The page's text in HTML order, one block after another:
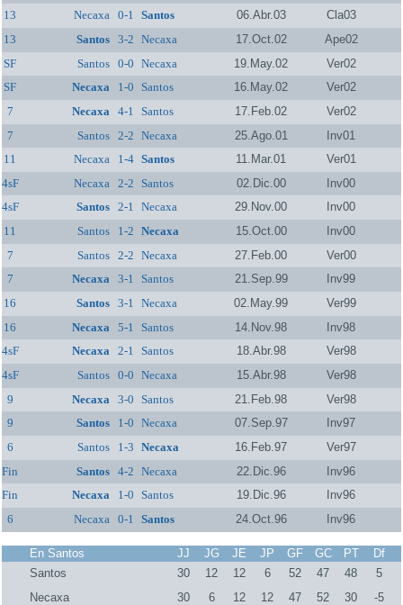
13
Necaxa 0-1 Santos 06.Abr.03
Cla03
13
Santos 3-2 Necaxa 17.Oct.02
Ape02
SF
Santos 0-0 Necaxa 19.May.02
Ver02
SF
Necaxa 1-0 Santos 16.May.02
Ver02
7
Necaxa 4-1 Santos 17.Feb.02
Ver02
7
Santos 2-2 Necaxa 25.Ago.01
Inv01
11
Necaxa 1-4 Santos 11.Mar.01
Ver01
4sF
Necaxa 2-2 Santos 02.Dic.00
Inv00
4sF
Santos 2-1 Necaxa 29.Nov.00
Inv00
11
Santos 1-2 Necaxa 15.Oct.00
Inv00
7
Santos 2-2 Necaxa 27.Feb.00
Ver00
7
Necaxa 3-1 Santos 21.Sep.99
Inv99
16
Santos 3-1 Necaxa 02.May.99
Ver99
16
Necaxa 5-1 Santos 14.Nov.98
Inv98
4sF
Necaxa 2-1 Santos 18.Abr.98
Ver98
4sF
Santos 0-0 Necaxa 15.Abr.98
Ver98
9
Necaxa 3-0 Santos 21.Feb.98
Ver98
9
Santos 1-0 Necaxa 07.Sep.97
Inv97
6
Santos 1-3 Necaxa 16.Feb.97
Ver97
Fin
Santos 4-2 Necaxa 22.Dic.96
Inv96
Fin
Necaxa 1-0 Santos 19.Dic.96
Inv96
6
Necaxa 0-1 Santos 24.Oct.96 Inv96
En Santos JJ JG JE JP GF GC PT
Df
Santos
30 12 12 6 52 47 48
5
Necaxa
30 6 12 12 47 52 30
-5